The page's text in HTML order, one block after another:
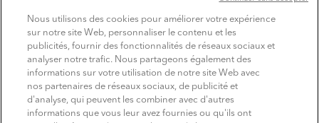
Nous utilisons des cookies pour améliorer votre expérience
sur notre site Web, personnaliser le contenu et les
publicités, fournir des fonctionnalités de réseaux sociaux et
analyser notre trafic. Nous partageons également des
informations sur votre utilisation de notre site Web avec
nos partenaires de réseaux sociaux, de publicité et
d'analyse, qui peuvent les combiner avec d'autres
informations que vous leur avez fournies ou qu'ils ont